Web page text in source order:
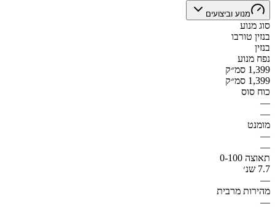
מנוע וביצועים
סוג מנוע
בנזין טורבו
בנזין
נפח מנוע
1,399 סמ״ק
1,399 סמ״ק
כוח סוס
—
—
מומנט
—
—
תאוצה 0-100
7.7 שנ׳
—
מהירות מרבית
—